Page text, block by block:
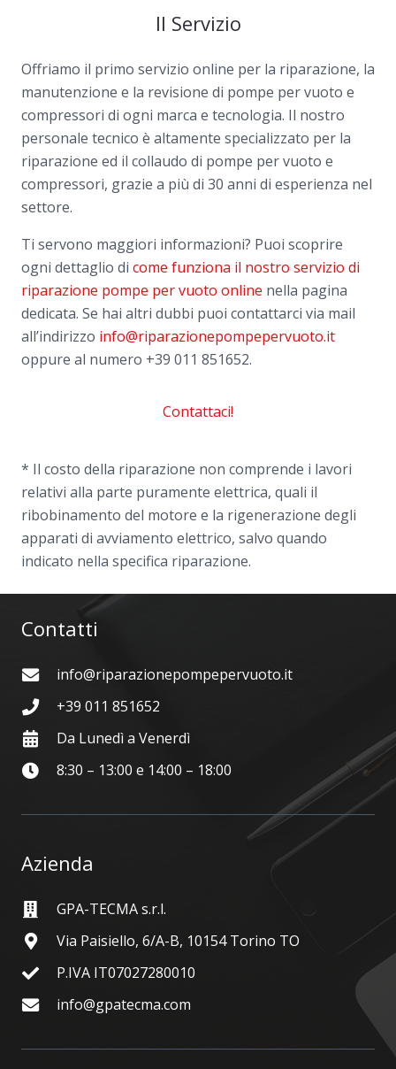
Il Servizio
Offriamo il primo servizio online per la riparazione, la
manutenzione e la revisione di pompe per vuoto e
compressori di ogni marca e tecnologia. Il nostro
personale tecnico è altamente specializzato per la
riparazione ed il collaudo di pompe per vuoto e
compressori, grazie a più di 30 anni di esperienza nel
settore.
Ti servono maggiori informazioni? Puoi scoprire
ogni dettaglio di come funziona il nostro servizio di
riparazione pompe per vuoto online nella pagina
dedicata. Se hai altri dubbi puoi contattarci via mail
all’indirizzo info@riparazionepompepervuoto.it
oppure al numero +39 011 851652.
Contattaci!
* Il costo della riparazione non comprende i lavori
relativi alla parte puramente elettrica, quali il
ribobinamento del motore e la rigenerazione degli
apparati di avviamento elettrico, salvo quando
indicato nella specifica riparazione.
Contatti
info@riparazionepompepervuoto.it
+39 011 851652
Da Lunedì a Venerdì
8:30 – 13:00 e 14:00 – 18:00
Azienda
GPA-TECMA s.r.l.
Via Paisiello, 6/A-B, 10154 Torino TO
P.IVA IT07027280010
info@gpatecma.com